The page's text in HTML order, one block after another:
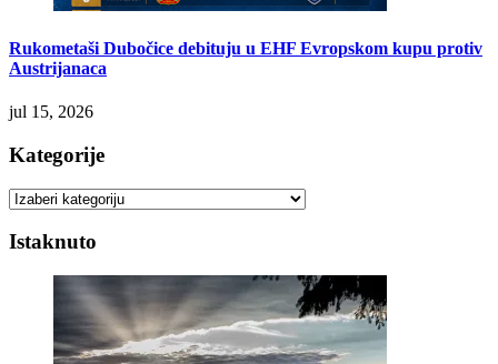
Rukometaši Dubočice debituju u EHF Evropskom kupu protiv
Austrijanaca
jul 15, 2026
Kategorije
Kategorije
Istaknuto